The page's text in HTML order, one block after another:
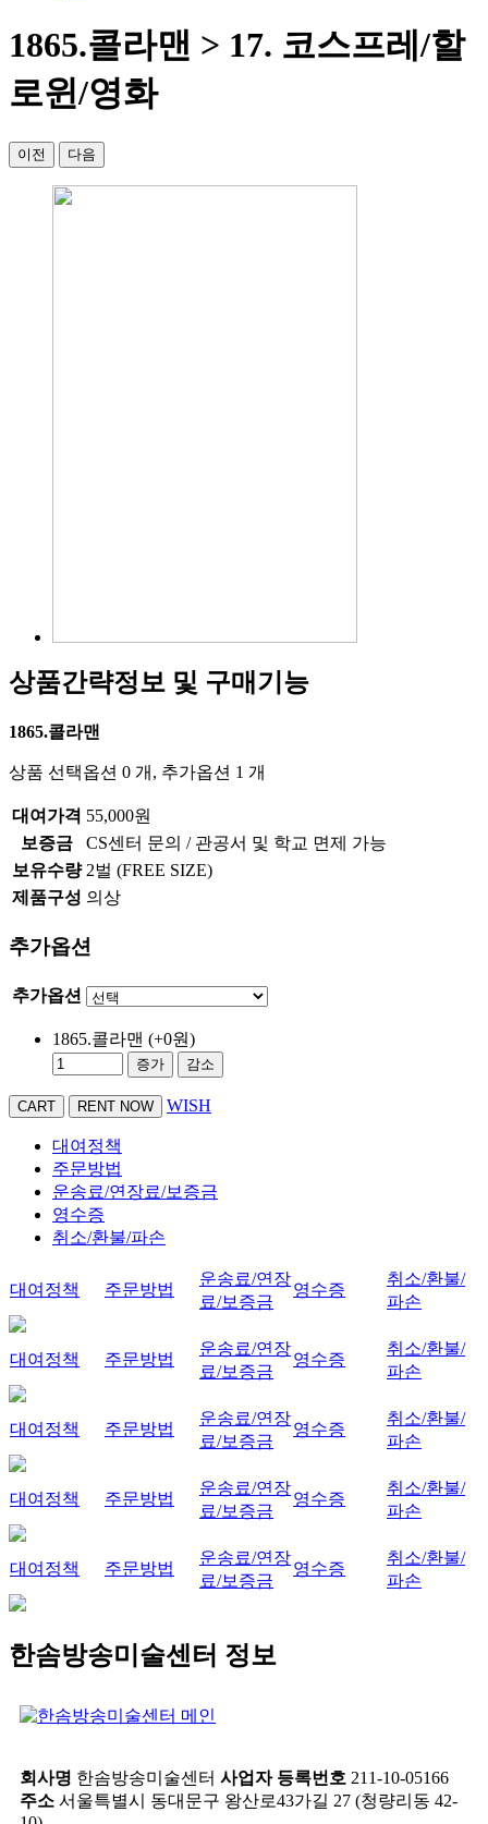
1865.콜라맨 > 17. 코스프레/할
로윈/영화
이전 다음
상품간략정보 및 구매기능
1865.콜라맨
상품 선택옵션 0 개, 추가옵션 1 개
대여가격 55,000원
보증금
CS센터 문의 / 관공서 및 학교 면제 가능
보유수량 2벌 (FREE SIZE)
제품구성 의상
추가옵션
추가옵션
1865.콜라맨 (+0원)
증가 감소
WISH
대여정책
주문방법
운송료/연장료/보증금
영수증
취소/환불/파손
대여정책 주문방법
운송료/연장
료/보증금
영수증
취소/환불/
파손
대여정책 주문방법
운송료/연장
료/보증금
영수증
취소/환불/
파손
대여정책 주문방법
운송료/연장
료/보증금
영수증
취소/환불/
파손
대여정책 주문방법
운송료/연장
료/보증금
영수증
취소/환불/
파손
대여정책 주문방법
운송료/연장
료/보증금
영수증
취소/환불/
파손
한솜방송미술센터 정보
회사명 한솜방송미술센터 사업자 등록번호 211-10-05166
주소 서울특별시 동대문구 왕산로43가길 27 (청량리동 42-